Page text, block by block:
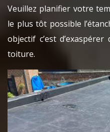
Veuillez planifier votre
le plus tôt possible
objectif c’est
toiture.